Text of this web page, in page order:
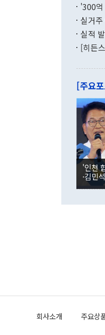
'300
실거
실적
[히든
[주요
'인천
·김민석
회사소개 주요상